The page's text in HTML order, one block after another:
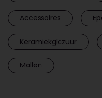
Accessoires
Keramiekglazuur
Mallen